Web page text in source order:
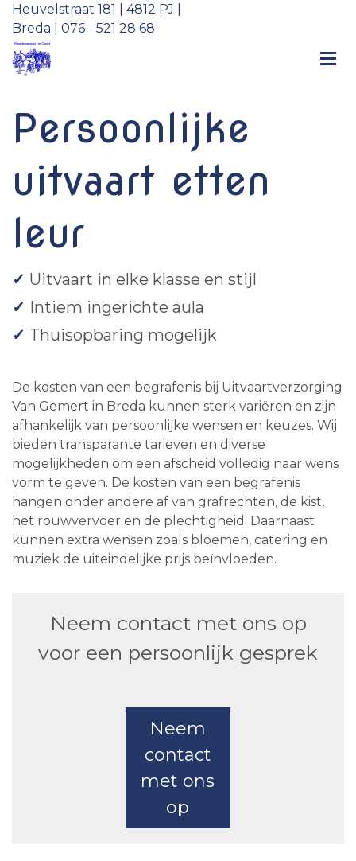
Heuvelstraat 181 | 4812 PJ |
Breda | 076 - 521 28 68
Persoonlijke
uitvaart etten
leur
De kosten van een begrafenis bij Uitvaartverzorging
Van Gemert in Breda kunnen sterk variëren en zijn
afhankelijk van persoonlijke wensen en keuzes. Wij
bieden transparante tarieven en diverse
mogelijkheden om een afscheid volledig naar wens
vorm te geven. De kosten van een begrafenis
hangen onder andere af van grafrechten, de kist,
het rouwvervoer en de plechtigheid. Daarnaast
kunnen extra wensen zoals bloemen, catering en
muziek de uiteindelijke prijs beïnvloeden.
✓ Uitvaart in elke klasse en stijl
✓ Intiem ingerichte aula
✓ Thuisopbaring mogelijk
Neem contact met ons op
voor een persoonlijk gesprek
Neem
contact
met ons
op